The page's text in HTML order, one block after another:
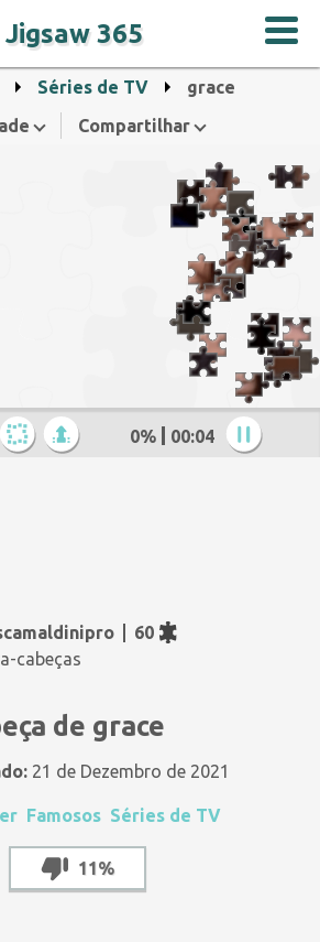
Jigsaw 365
Séries de TV
grace
Compartilhar
0% 00:05
60
cabeças
de grace
21 de Dezembro de 2021
Famosos Séries de TV
11%